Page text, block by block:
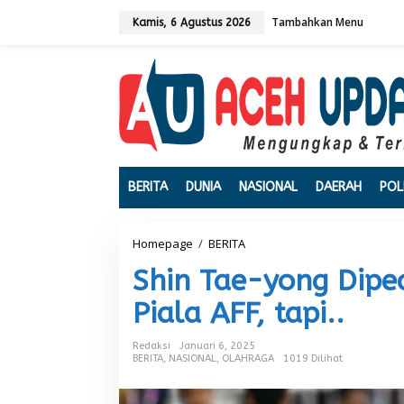
Kamis, 6 Agustus 2026 Tambahkan Menu
BERITA DUNIA NASIONAL DAERAH
Homepage / BERITA
i
T
a
e
-
o
Shin Tae-yong
Piala AFF, tapi..
Redaksi
Januari 6, 2025
BERITA, NASIONAL, OLAHRAGA 1019 Dilihat